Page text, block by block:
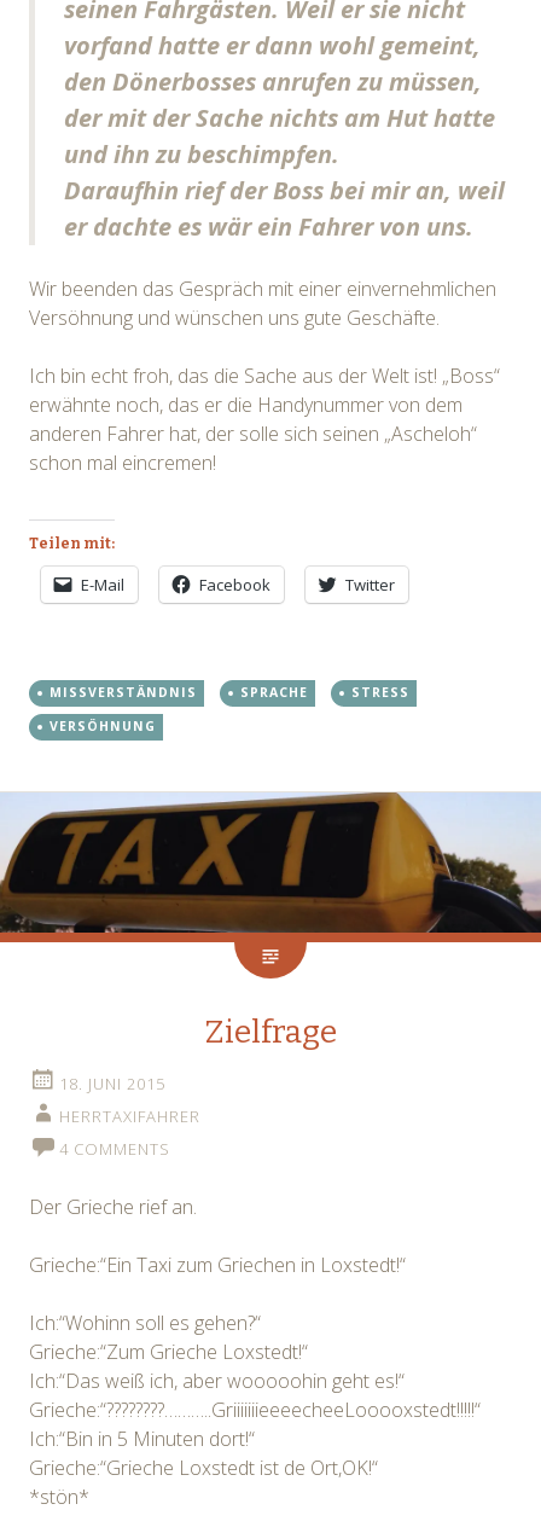
seinen Fahrgästen. Weil er sie nicht
vorfand hatte er dann wohl gemeint,
den Dönerbosses anrufen zu müssen,
der mit der Sache nichts am Hut hatte
und ihn zu beschimpfen.
Daraufhin rief der Boss bei mir an, weil
er dachte es wär ein Fahrer von uns.
Wir beenden das Gespräch mit einer einvernehmlichen
Versöhnung und wünschen uns gute Geschäfte.
Ich bin echt froh, das die Sache aus der Welt ist! „Boss“
erwähnte noch, das er die Handynummer von dem
anderen Fahrer hat, der solle sich seinen „Ascheloh“
schon mal eincremen!
Teilen mit:
E-Mail Facebook Twitter
MISSVERSTÄNDNIS SPRACHE
STRESS
VERSÖHNUNG
Zielfrage
18. JUNI 2015
HERRTAXIFAHRER
4 COMMENTS
Der Grieche rief an.
Grieche:“Ein Taxi zum Griechen in Loxstedt!“
Ich:“Wohinn soll es gehen?“
Grieche:“Zum Grieche Loxstedt!“
Ich:“Das weiß ich, aber wooooohin geht es!“
Grieche:“????????………..GriiiiiiieeeecheeLooooxstedt!!!!!“
Ich:“Bin in 5 Minuten dort!“
Grieche:“Grieche Loxstedt ist de Ort,OK!“
*stön*